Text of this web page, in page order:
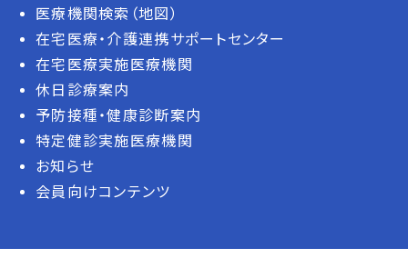
医療機関検索（地図）
在宅医療・介護連携サポートセンター
在宅医療実施医療機関
休日診療案内
予防接種・健康診断案内
特定健診実施医療機関
お知らせ
会員向けコンテンツ